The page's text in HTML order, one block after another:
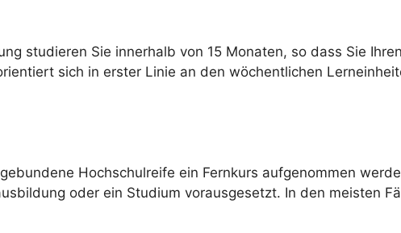
studieren Sie innerhalb von 15 Monaten, so dass Sie
sich in erster Linie an den wöchentlichen
Hochschulreife ein Fernkurs aufgenommen
oder ein Studium vorausgesetzt. In den meisten